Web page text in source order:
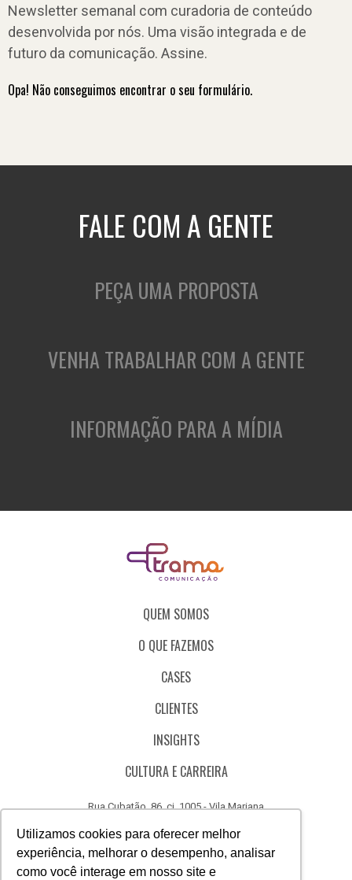
Utilizamos cookies para oferecer melhor
experiência, melhorar o desempenho, analisar
como você interage em nosso site e
Newsletter semanal com curadoria de conteúdo
desenvolvida por nós. Uma visão integrada e de
futuro da comunicação. Assine.
Opa! Não conseguimos encontrar o seu formulário.
FALE COM A GENTE
PEÇA UMA PROPOSTA
VENHA TRABALHAR COM A GENTE
INFORMAÇÃO PARA A MÍDIA
QUEM SOMOS
O QUE FAZEMOS
CASES
CLIENTES
INSIGHTS
CULTURA E CARREIRA
Rua Cubatão, 86, cj. 1005 - Vila Mariana
CÓDIGO DE ÉTICA